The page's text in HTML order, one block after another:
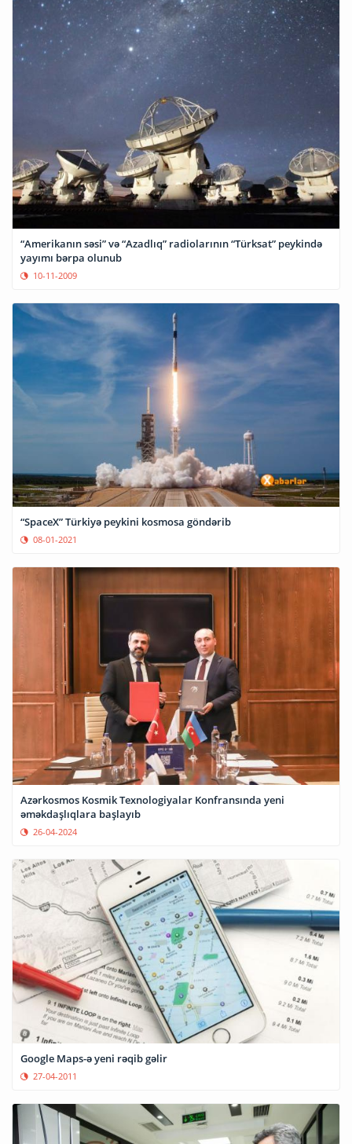
“Amerikanın səsi” və “Azadlıq” radiolarının “Türksat” peykində
yayımı bərpa olunub
10-11-2009
“SpaceX” Türkiyə peykini kosmosa göndərib
08-01-2021
Azərkosmos Kosmik Texnologiyalar Konfransında yeni
əməkdaşlıqlara başlayıb
26-04-2024
Google Maps-ə yeni rəqib gəlir
27-04-2011